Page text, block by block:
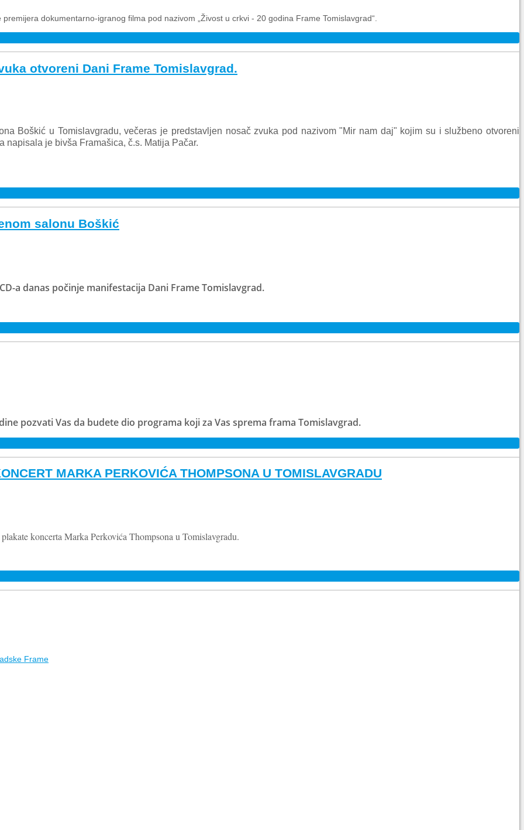
dokumentarno-igranog filma pod nazivom „Živost u crkvi - 20 godina Frame Tomislavgrad“.
otvoreni Dani Frame Tomislavgrad.
Boškić u Tomislavgradu, večeras je predstavljen nosač zvuka pod nazivom "Mir nam daj" kojim su i službeno otvoreni
napisala je bivša Framašica, č.s. Matija Pačar.
salonu Boškić
a danas počinje manifestacija Dani Frame Tomislavgrad.
pozvati Vas da budete dio programa koji za Vas sprema frama Tomislavgrad.
MARKA PERKOVIĆA THOMPSONA U TOMISLAVGRADU
koncerta Marka Perkovića Thompsona u Tomislavgradu.
Frame